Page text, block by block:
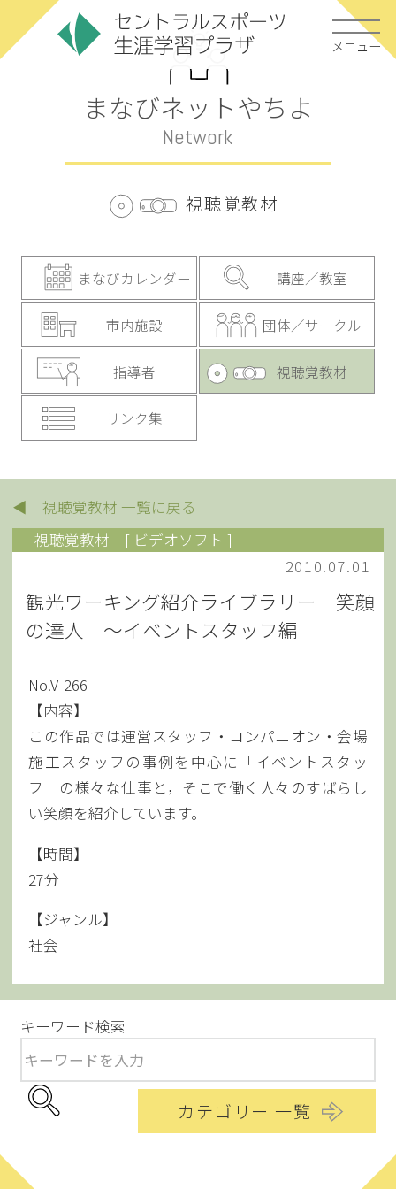
メニュー
まなびネットやちよ
Network
視聴覚教材
まなびカレンダー 講座／教室
市内施設 団体／サークル
指導者 視聴覚教材
リンク集
◀ 視聴覚教材 一覧に戻る
視聴覚教材
[ ビデオソフト ]
2010.07.01
観光ワーキング紹介ライブラリー 笑顔
の達人 ～イベントスタッフ編
No.V-266
【内容】
この作品では運営スタッフ・コンパニオン・会場
施工スタッフの事例を中心に「イベントスタッ
フ」の様々な仕事と，そこで働く人々のすばらし
い笑顔を紹介しています。
【時間】
27分
【ジャンル】
社会
キーワード検索
カテゴリー 一覧